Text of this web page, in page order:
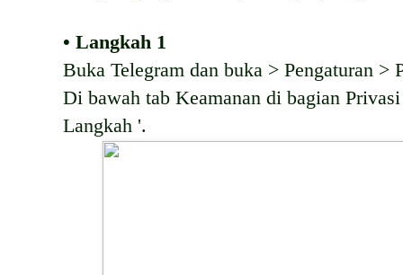
• Langkah 1
Buka Telegram dan buka > Pengaturan >
Di bawah tab Keamanan di bagian
Langkah '.